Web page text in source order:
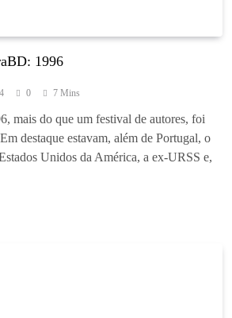
1996
0 7 Mins
mais do que um festival de autores, foi
destaque estavam, além de Portugal, o
Unidos da América, a ex-URSS e,